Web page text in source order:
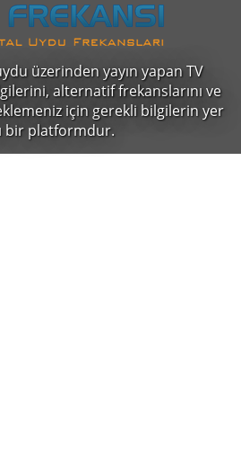
üzerinden yayın yapan TV
alternatif frekanslarını ve
eklemeniz için gerekli bilgilerin yer
bir platformdur.